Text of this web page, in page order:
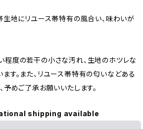
生地にリユース帯特有の風合い、味わいが
程度の若干の小さな汚れ、生地のホツレな
す。また、リユース帯特有の匂いなどある
予めご了承お願いいたします。
shipping available